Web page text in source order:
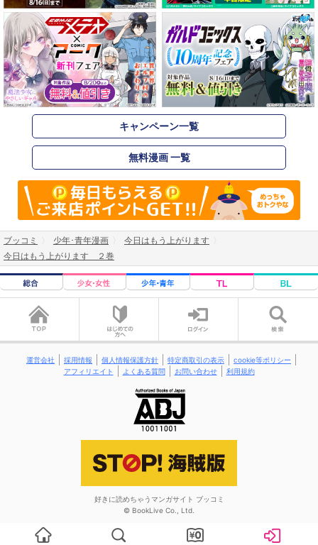
キャンペーン一覧
無料漫画 一覧
ブッコミ 少年･青年漫画
今日はもう上がります
今日はもう上がります ２巻
運営会社 採用情報 個人情報保護方針 特定商取引の表示
cookie等ポリシー
アフィリエイト
よくある質問 お問い合わせ 利用規約
好きに読めちゃうマンガサイト ブッコミ
© BookLive Co., Ltd.